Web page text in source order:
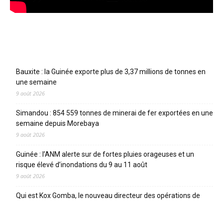
Bauxite : la Guinée exporte plus de 3,37 millions de tonnes en
une semaine
9 août 2026
Simandou : 854 559 tonnes de minerai de fer exportées en une
semaine depuis Morebaya
9 août 2026
Guinée : l’ANM alerte sur de fortes pluies orageuses et un
risque élevé d’inondations du 9 au 11 août
9 août 2026
Qui est Kox Gomba, le nouveau directeur des opérations de